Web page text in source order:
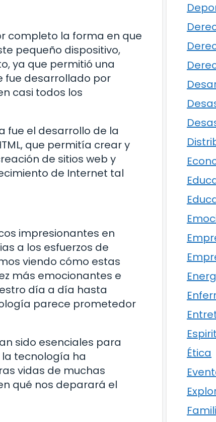
completo la forma en que
pequeño dispositivo,
ya que permitió una
fue desarrollado por
casi todos los
fue el desarrollo de la
que permitía crear y
de sitios web y
de Internet tal
impresionantes en
a los esfuerzos de
viendo cómo estas
más emocionantes e
día a día hasta
parece prometedor
sido esenciales para
tecnología ha
vidas de muchas
qué nos deparará el
Ética